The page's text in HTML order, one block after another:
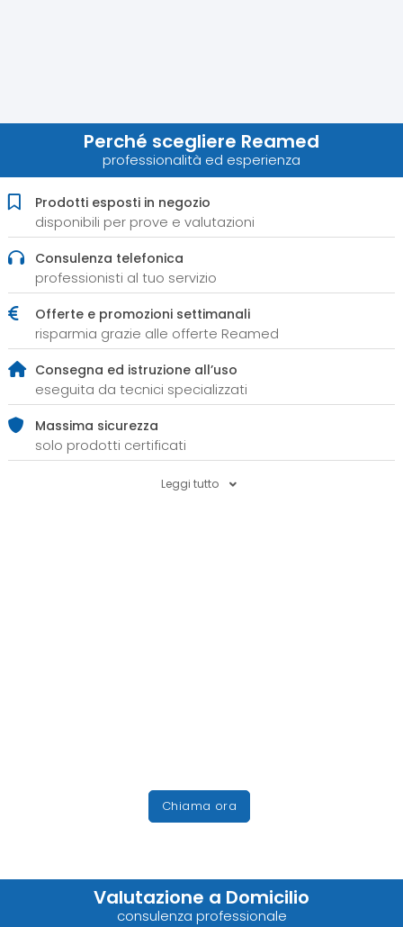
Perché scegliere Reamed
professionalità ed esperienza
Prodotti esposti in negozio
disponibili per prove e valutazioni
Consulenza telefonica
professionisti al tuo servizio
Offerte e promozioni settimanali
risparmia grazie alle offerte Reamed
Consegna ed istruzione all’uso
eseguita da tecnici specializzati
Massima sicurezza
solo prodotti certificati
Leggi tutto
Chiama ora
Valutazione a Domicilio
consulenza professionale